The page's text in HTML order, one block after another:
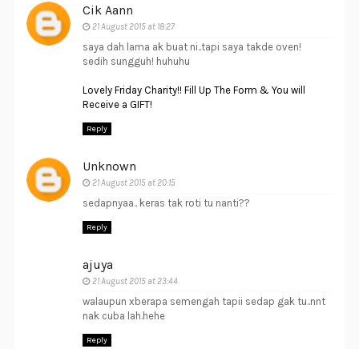
Cik Aann
21 August 2015 at 18:27
saya dah lama ak buat ni..tapi saya takde oven!
sedih sungguh! huhuhu
Lovely Friday Charity!! Fill Up The Form & You will
Receive a GIFT!
Reply
Unknown
21 August 2015 at 20:15
sedapnyaa.. keras tak roti tu nanti??
Reply
ajuya
21 August 2015 at 23:44
walaupun xberapa semengah tapii sedap gak tu..nnt
nak cuba lah.hehe
Reply